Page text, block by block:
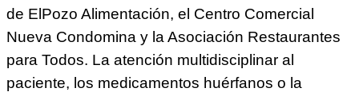
de ElPozo Alimentación, el Centro Comercial
Nueva Condomina y la Asociación Restaurantes
para Todos. La atención multidisciplinar al
paciente, los medicamentos huérfanos o la